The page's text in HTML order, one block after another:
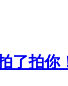
了拍你